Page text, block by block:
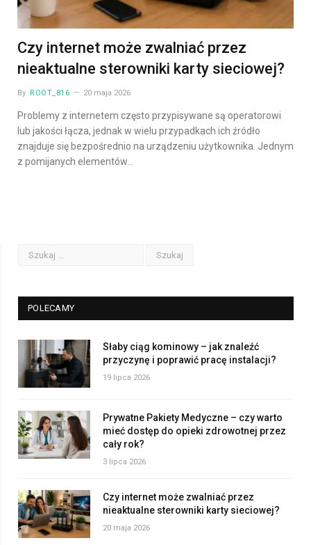
Czy internet może zwalniać przez
nieaktualne sterowniki karty sieciowej?
By ROOT_816 20 maja 2026
Problemy z internetem często przypisywane są operatorowi
lub jakości łącza, jednak w wielu przypadkach ich źródło
znajduje się bezpośrednio na urządzeniu użytkownika. Jednym
z pomijanych elementów…
POLECAMY
Słaby ciąg kominowy – jak znaleźć
przyczynę i poprawić pracę instalacji?
19 lipca 2026
Prywatne Pakiety Medyczne – czy warto
mieć dostęp do opieki zdrowotnej przez
cały rok?
3 lipca 2026
Czy internet może zwalniać przez
nieaktualne sterowniki karty sieciowej?
20 maja 2026